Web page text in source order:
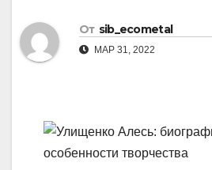
От sib_ecometal
МАР 31, 2022